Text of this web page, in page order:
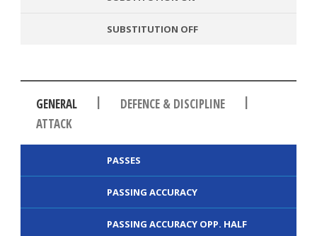
SUBSTITUTION OFF
GENERAL | DEFENCE & DISCIPLINE
|
ATTACK
PASSES
PASSING ACCURACY
PASSING ACCURACY OPP. HALF